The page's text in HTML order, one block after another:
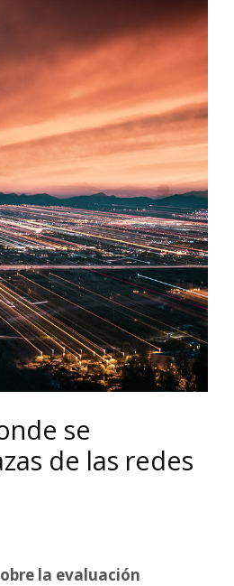
se
de las redes
la evaluación